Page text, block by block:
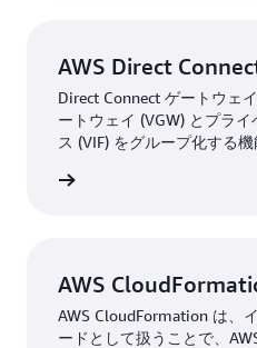
な作業ではありますが、コ
DX への注目が高まる今こ
す。自治体としての業務効
住民に還元していきたいです
AWS Direct
Direct Connect ゲートウェ
ートウェイ (VGW) とプラ
ス (VIF) をグループ化する機
AWS
AWS CloudFormation は、
ードとして扱うことで、